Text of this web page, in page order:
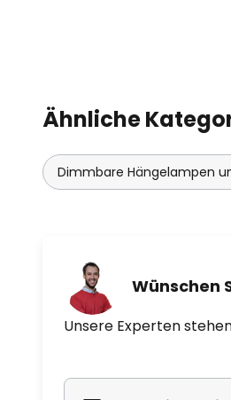
Ähnliche
Dimmbare Hängelampen
Wünschen
Unsere Experten